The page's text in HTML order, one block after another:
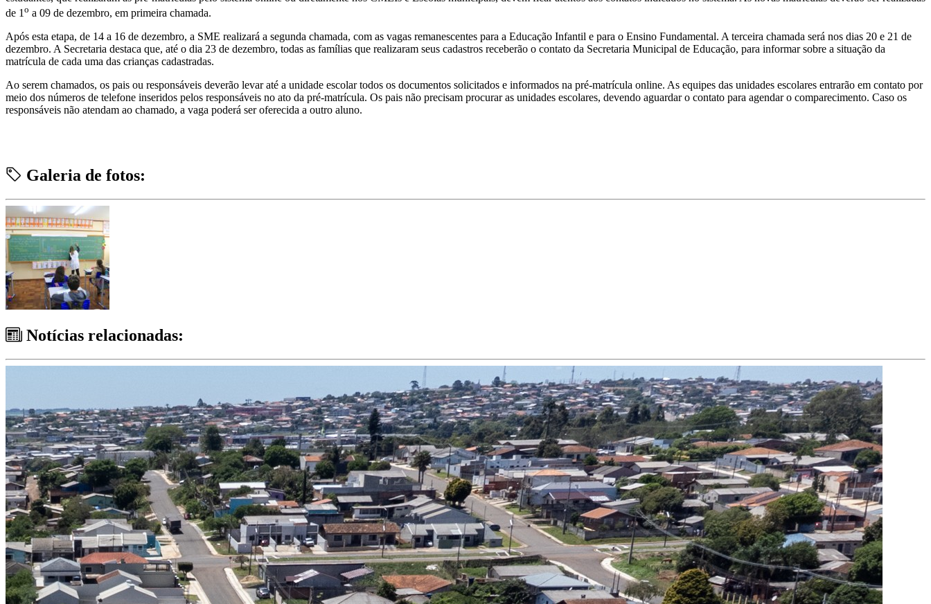
de 1 o a 09 de dezembro, em primeira chamada.
Após esta etapa, de 14 a 16 de dezembro, a SME realizará a segunda chamada, com as vagas remanescentes para a Educação Infantil e para o Ensino Fundamental. A terceira chamada será nos dias 20 e 21 de
dezembro. A Secretaria destaca que, até o dia 23 de dezembro, todas as famílias que realizaram seus cadastros receberão o contato da Secretaria Municipal de Educação, para informar sobre a situação da
matrícula de cada uma das crianças cadastradas.
Ao serem chamados, os pais ou responsáveis deverão levar até a unidade escolar todos os documentos solicitados e informados na pré-matrícula online. As equipes das unidades escolares entrarão em contato por
meio dos números de telefone inseridos pelos responsáveis no ato da pré-matrícula. Os pais não precisam procurar as unidades escolares, devendo aguardar o contato para agendar o comparecimento. Caso os
responsáveis não atendam ao chamado, a vaga poderá ser oferecida a outro aluno.
Galeria de fotos:
Notícias relacionadas: